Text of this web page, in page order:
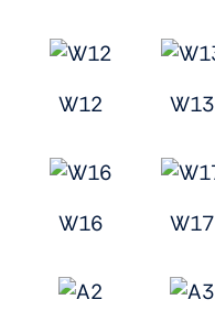
W12 W13
W16 W17